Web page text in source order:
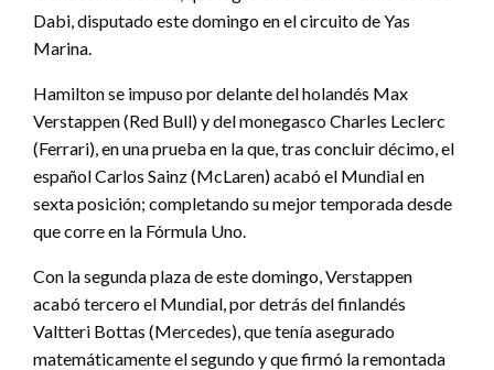
Dabi, disputado este domingo en el circuito de Yas
Marina.
Hamilton se impuso por delante del holandés Max
Verstappen (Red Bull) y del monegasco Charles Leclerc
(Ferrari), en una prueba en la que, tras concluir décimo, el
español Carlos Sainz (McLaren) acabó el Mundial en
sexta posición; completando su mejor temporada desde
que corre en la Fórmula Uno.
Con la segunda plaza de este domingo, Verstappen
acabó tercero el Mundial, por detrás del finlandés
Valtteri Bottas (Mercedes), que tenía asegurado
matemáticamente el segundo y que firmó la remontada